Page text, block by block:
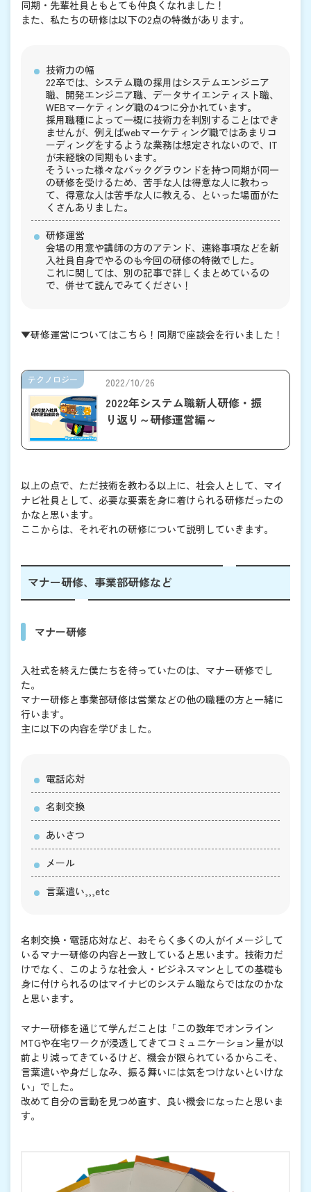
同期・先輩社員ともとても仲良くなれました！
また、私たちの研修は以下の2点の特徴があります。
技術力の幅
22卒では、システム職の採用はシステムエンジニア
職、開発エンジニア職、データサイエンティスト職、
WEBマーケティング職の4つに分かれています。
採用職種によって一概に技術力を判別することはでき
ませんが、例えばwebマーケティング職ではあまりコ
ーディングをするような業務は想定されないので、IT
が未経験の同期もいます。
そういった様々なバックグラウンドを持つ同期が同一
の研修を受けるため、苦手な人は得意な人に教わっ
て、得意な人は苦手な人に教える、といった場面がた
くさんありました。
研修運営
会場の用意や講師の方のアテンド、連絡事項などを新
入社員自身でやるのも今回の研修の特徴でした。
これに関しては、別の記事で詳しくまとめているの
で、併せて読んでみてください！
▼研修運営についてはこちら！同期で座談会を行いました！
2022/10/26
2022年システム職新人研修・振
り返り～研修運営編～
テクノロジー
以上の点で、ただ技術を教わる以上に、社会人として、マイ
ナビ社員として、必要な要素を身に着けられる研修だったの
かなと思います。
ここからは、それぞれの研修について説明していきます。
マナー研修、事業部研修など
マナー研修
入社式を終えた僕たちを待っていたのは、マナー研修でし
た。
マナー研修と事業部研修は営業などの他の職種の方と一緒に
行います。
主に以下の内容を学びました。
電話応対
名刺交換
あいさつ
メール
言葉遣い,,,etc
名刺交換・電話応対など、おそらく多くの人がイメージして
いるマナー研修の内容と一致していると思います。技術力だ
けでなく、このような社会人・ビジネスマンとしての基礎も
身に付けられるのはマイナビのシステム職ならではなのかな
と思います。
マナー研修を通じて学んだことは「この数年でオンライン
MTGや在宅ワークが浸透してきてコミュニケーション量が以
前より減ってきているけど、機会が限られているからこそ、
言葉遣いや身だしなみ、振る舞いには気をつけないといけな
い」でした。
改めて自分の言動を見つめ直す、良い機会になったと思いま
す。